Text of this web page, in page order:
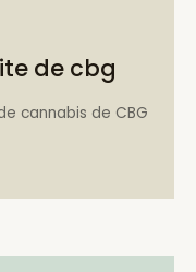
de cbg
cannabis de CBG